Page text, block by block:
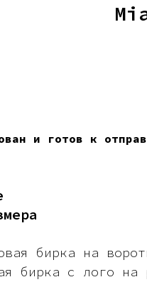
и готов к
бирка на
бирка с лого на